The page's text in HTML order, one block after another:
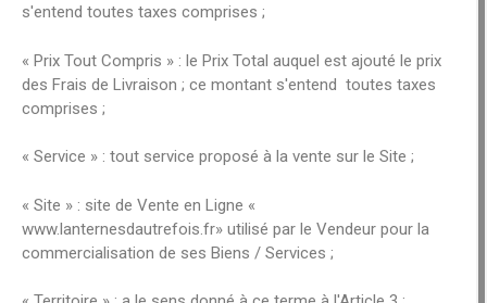
s'entend toutes taxes comprises ;
« Prix Tout Compris » : le Prix Total auquel est ajouté le prix
des Frais de Livraison ; ce montant s'entend toutes taxes
comprises ;
« Service » : tout service proposé à la vente sur le Site ;
« Site » : site de Vente en Ligne «
www.lanternesdautrefois.fr» utilisé par le Vendeur pour la
commercialisation de ses Biens / Services ;